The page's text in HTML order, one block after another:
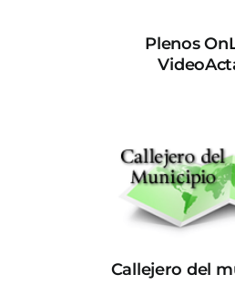
Plenos
Callejero del